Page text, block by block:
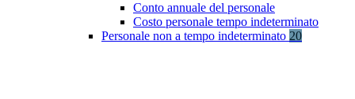
Conto annuale del personale
Costo personale tempo indeterminato
Personale non a tempo indeterminato 20